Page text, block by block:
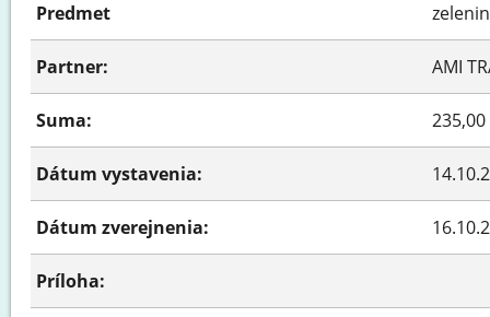
Predmet
Partner: AMI
Suma: 235,00
Dátum vystavenia:
Dátum zverejnenia:
Príloha: